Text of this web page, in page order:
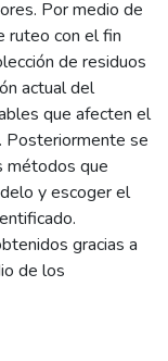
Por medio de
ruteo con el fin
de residuos
actual del
que afecten el
Posteriormente se
métodos que
y escoger el
gracias a
de los